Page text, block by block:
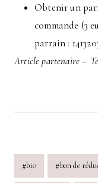
Obtenir un
commande (3
parrain :
Article partenaire –
Post
Tags:
#bio #bon de